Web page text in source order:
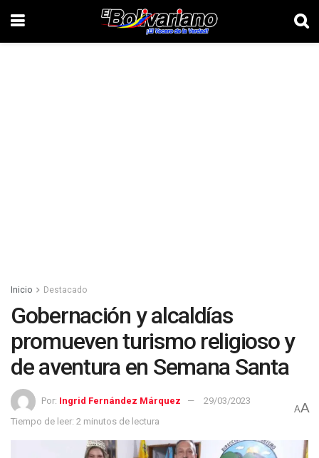
Inicio Destacado
Gobernación y alcaldías
promueven turismo religioso y
de aventura en Semana Santa
Por: Ingrid Fernández Márquez
29/03/2023
Tiempo de leer: 2 minutos de lectura
AA